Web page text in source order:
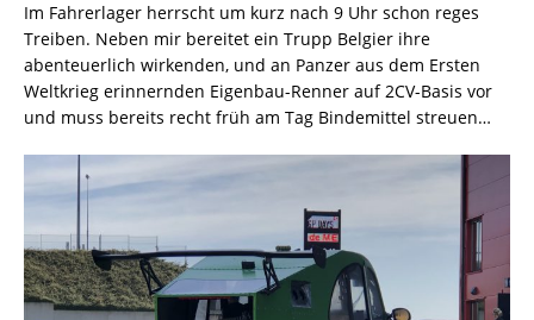
Im Fahrerlager herrscht um kurz nach 9 Uhr schon reges
Treiben. Neben mir bereitet ein Trupp Belgier ihre
abenteuerlich wirkenden, und an Panzer aus dem Ersten
Weltkrieg erinnernden Eigenbau-Renner auf 2CV-Basis vor
und muss bereits recht früh am Tag Bindemittel streuen…